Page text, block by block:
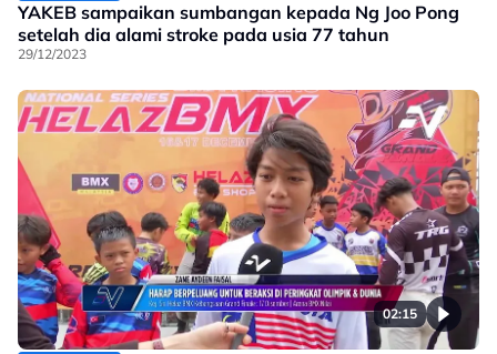
YAKEB sampaikan sumbangan kepada Ng Joo Pong
setelah dia alami stroke pada usia 77 tahun
29/12/2023
02:15